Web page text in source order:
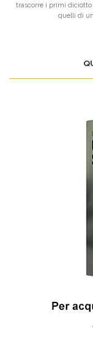
trascorre i primi
quelli di